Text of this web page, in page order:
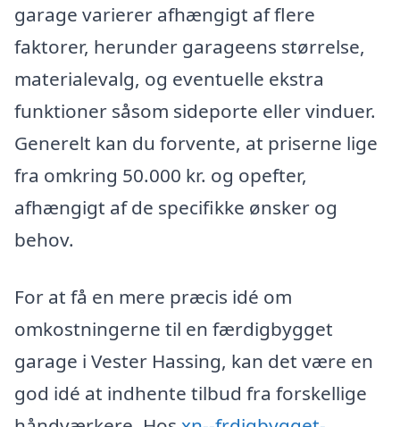
garage varierer afhængigt af flere
faktorer, herunder garageens størrelse,
materialevalg, og eventuelle ekstra
funktioner såsom sideporte eller vinduer.
Generelt kan du forvente, at priserne lige
fra omkring 50.000 kr. og opefter,
afhængigt af de specifikke ønsker og
behov.
For at få en mere præcis idé om
omkostningerne til en færdigbygget
garage i Vester Hassing, kan det være en
god idé at indhente tilbud fra forskellige